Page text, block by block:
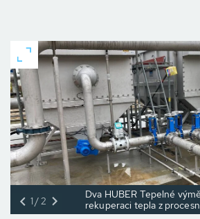
Dva HUBER Tepelné
rekuperaci tepla z
1/2